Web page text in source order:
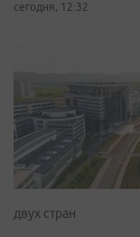
сегодня, 12:32
двух стран